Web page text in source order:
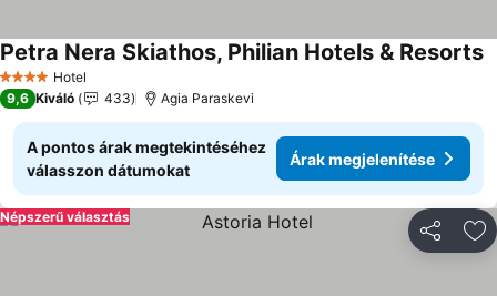
4 KategóriaHotel
Petra Nera Skiathos, Philian Hotels & Resorts
9,6 Kiváló 433 Agia Paraskevi
A pontos árak megtekintéséhez
válasszon dátumokat
Árak megjelenítése
Népszerű választás